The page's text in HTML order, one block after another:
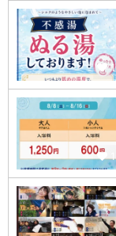
1
1